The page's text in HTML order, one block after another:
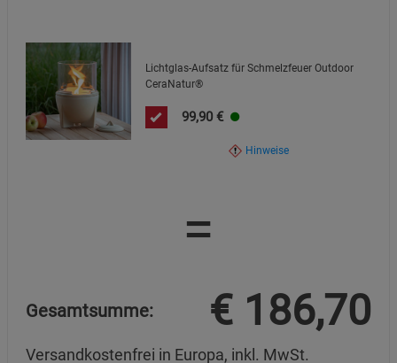
Lichtglas-Aufsatz für Schmelzfeuer Outdoor
CeraNatur®
99,90 €
Hinweise
=
Gesamtsumme: € 186,70
Versandkostenfrei in Europa, inkl. MwSt.